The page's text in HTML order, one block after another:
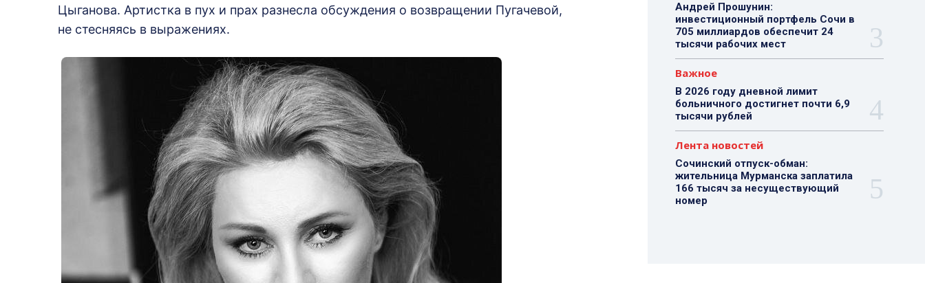
Цыганова. Артистка в пух и прах разнесла обсуждения о возвращении Пугачевой,
не стесняясь в выражениях.
Андрей Прошунин:
инвестиционный портфель Сочи в
705 миллиардов обеспечит 24
тысячи рабочих мест
Важное
В 2026 году дневной лимит
больничного достигнет почти 6,9
тысячи рублей
Лента новостей
Сочинский отпуск-обман:
жительница Мурманска заплатила
166 тысяч за несуществующий
номер